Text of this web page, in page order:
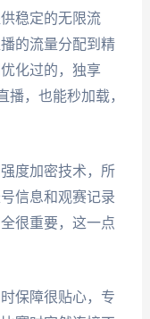
稳定的无限流
的流量分配到精
化过的，独享
播，也能秒加载，
度加密技术，所
信息和观赛记录
很重要，这一点
保障很贴心，专